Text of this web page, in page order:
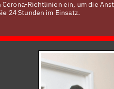
Richtlinien ein, um die
24 Stunden im Einsatz.